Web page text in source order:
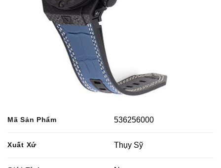
Mã Sản Phẩm 536256000
Xuất Xứ Thụy Sỹ